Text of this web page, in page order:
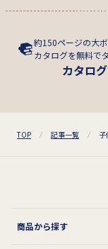
約150ページの大
カタログを無料で
カタロ
TOP 記事一覧 子
商品から探す